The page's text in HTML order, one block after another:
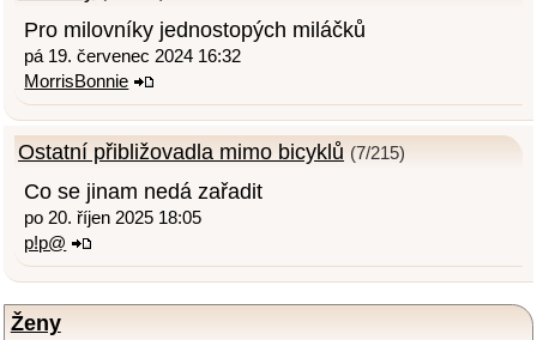
Pro milovníky jednostopých miláčků
pá 19. červenec 2024 16:32
MorrisBonnie
Ostatní přibližovadla mimo bicyklů (7/215)
Co se jinam nedá zařadit
po 20. říjen 2025 18:05
p!p@
Ženy